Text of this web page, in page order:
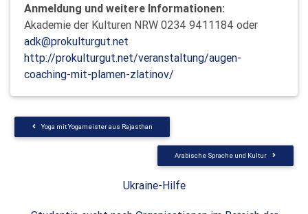
Anmeldung und weitere Informationen:
Akademie der Kulturen NRW 0234 9411184 oder
adk@prokulturgut.net
http://prokulturgut.net/veranstaltung/augen-
coaching-mit-plamen-zlatinov/
Yoga mit Yogameister aus Rajasthan
Arabische Sprache und Kultur
Ukraine-Hilfe